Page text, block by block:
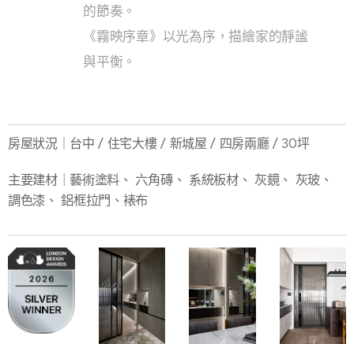
的節奏。
《霧映序章》以光為序，描繪家的靜謐
與平衡。
房屋狀況｜台中 / 住宅大樓 / 新城屋 / 四房兩廳 / 30坪
主要建材｜藝術塗料、 六角磚、 系統板材、 灰鏡、 灰玻、
調色漆、 鋁框拉門、裱布